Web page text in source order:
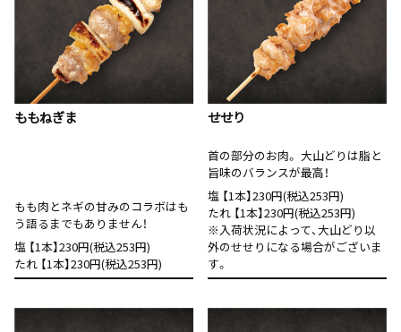
ももねぎま
もも肉とネギの甘みのコラボはも
う語るまでもありません！
塩 【1本】230円(税込253円)
たれ 【1本】230円(税込253円)
せせり
首の部分のお肉。 大山どりは脂と
旨味のバランスが最高！
塩 【1本】230円(税込253円)
たれ 【1本】230円(税込253円)
※入荷状況によって、大山どり以
外のせせりになる場合がございま
す。